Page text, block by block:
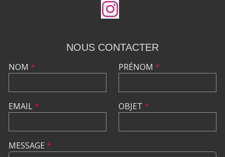
NOUS CONTACTER
NOM *
EMAIL*
PRÉNOM *
OBJET *
MESSAGE *